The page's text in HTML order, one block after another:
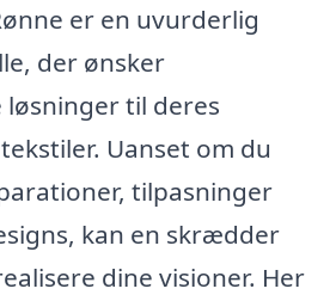
er en uvurderlig
der ønsker
til deres
Uanset om du
tilpasninger
kan en skrædder
dine visioner. Her